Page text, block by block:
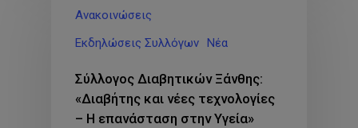
Ανακοινώσεις
Εκδηλώσεις Συλλόγων
Νέα
Σύλλογος Διαβητικών Ξάνθης:
«Διαβήτης και νέες τεχνολογίες
– Η επανάσταση στην Υγεία»